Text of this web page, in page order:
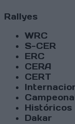
Rallyes
WRC
S-CER
ERC
CERA
CERT
Históricos
Dakar